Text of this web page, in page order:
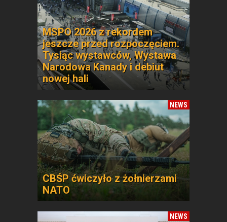
MSPO 2026 z rekordem
jeszcze przed rozpoczęciem.
Tysiąc wystawców, Wystawa
Narodowa Kanady i debiut
nowej hali
NEWS
CBŚP ćwiczyło z żołnierzami
NATO
NEWS